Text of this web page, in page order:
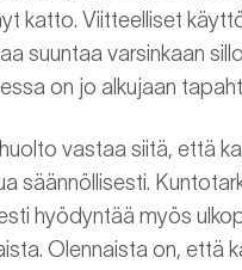
katto. Viitteelliset
suuntaa varsinkaan
on jo alkujaan
vastaa siitä, että
säännöllisesti.
hyödyntää myös
Olennaista on, että